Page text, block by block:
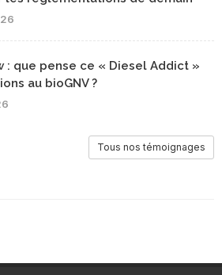
: que pense ce « Diesel Addict »
au bioGNV ?
Tous nos témoignages